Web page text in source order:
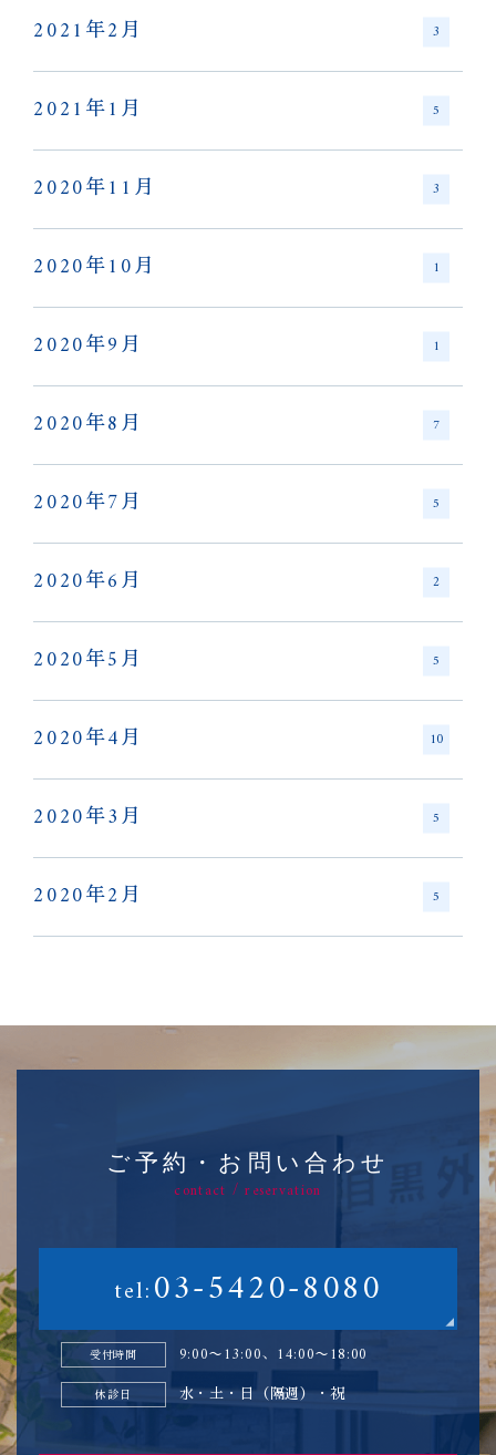
2021年2月 3
2021年1月 5
2020年11月 3
2020年10月 1
2020年9月 1
2020年8月 7
2020年7月 5
2020年6月 2
2020年5月 5
2020年4月 10
2020年3月 5
2020年2月 5
ご予約・お問い合わせ
contact / reservation
tel:03-5420-8080
受付時間 9:00〜13:00、14:00〜18:00
休診日 水・土・日（隔週）・祝